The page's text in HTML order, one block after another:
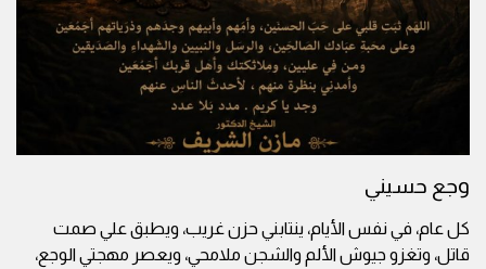
وجع حسيني
كل عام، في نفس الأيام، ينتابني حزن غريب، ويطبق علي صمت
قاتل، وتغزو جيوش الألم والشجن ملامحي، ويعصر مهجتي الوجع،